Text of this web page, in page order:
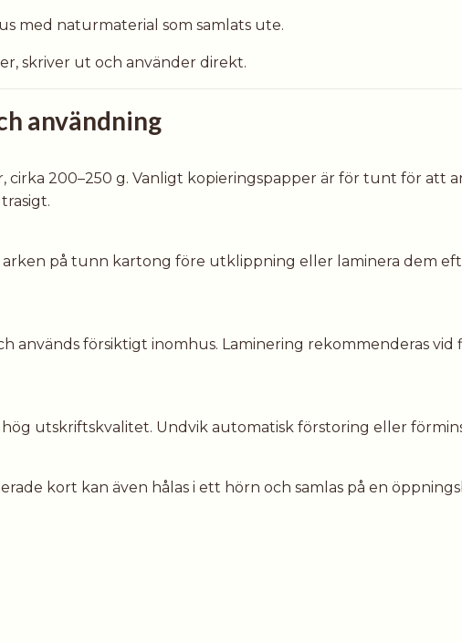
med naturmaterial som samlats ute.
skriver ut och använder direkt.
användning
200–250 g. Vanligt kopieringspapper är för tunt för att
på tunn kartong före utklippning eller laminera dem
används försiktigt inomhus. Laminering rekommenderas vid
utskriftskvalitet. Undvik automatisk förstoring eller
kort kan även hålas i ett hörn och samlas på en